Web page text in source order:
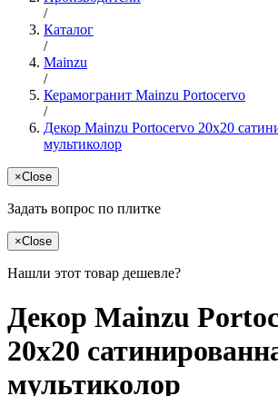
/
Каталог
/
Mainzu
/
Керамогранит Mainzu Portocervo
/
Декор Mainzu Portocervo 20x20
мультиколор
×Close
Задать вопрос по плитке
×Close
Нашли этот товар дешевле?
Декор Mainzu
20x20
мультиколор